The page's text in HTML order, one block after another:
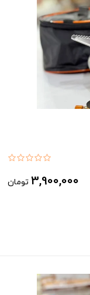
3,900,000 تومان